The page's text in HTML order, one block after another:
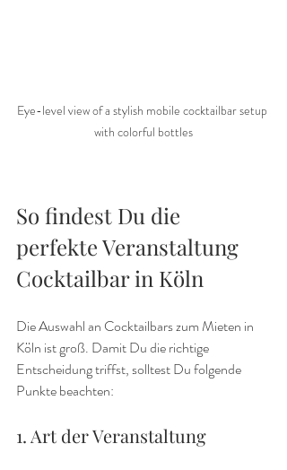
Eye-level view of a stylish mobile cocktailbar setup
with colorful bottles
So findest Du die
perfekte Veranstaltung
Cocktailbar in Köln
Die Auswahl an Cocktailbars zum Mieten in
Köln ist groß. Damit Du die richtige
Entscheidung triffst, solltest Du folgende
Punkte beachten:
1. Art der Veranstaltung